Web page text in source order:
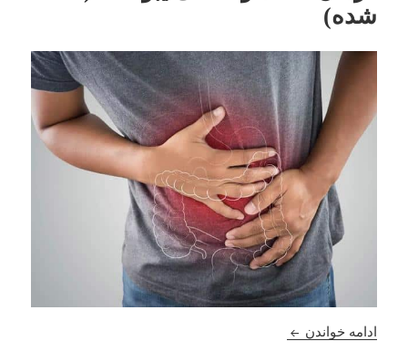
شده)
ادامه خواندن درمان ساده و خانگی یبوست (تست شده)